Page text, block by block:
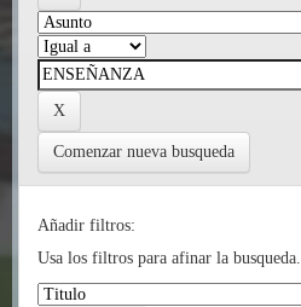
Comenzar nueva busqueda
Añadir filtros:
Usa los filtros para afinar la busqueda.